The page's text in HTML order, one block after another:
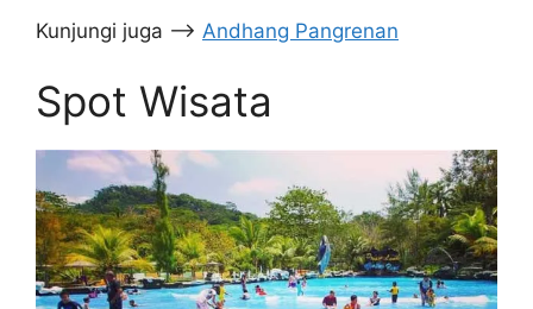
Kunjungi juga –> Andhang Pangrenan
Spot Wisata